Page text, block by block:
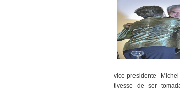
vice-presidente
tivesse de ser